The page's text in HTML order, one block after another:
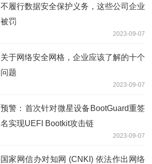
不履行数据安全保护义务，这些公司企业
被罚
2023-09-07
关于网络安全网格，企业应该了解的十个
问题
2023-09-07
预警：首次针对微星设备BootGuard重签
名实现UEFI Bootkit攻击链
2023-09-07
国家网信办对知网 (CNKI) 依法作出网络